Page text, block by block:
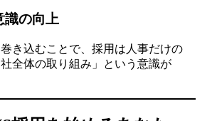
識の向上
き込むことで、採用は人事だけの
全体の取り組み」という意識が